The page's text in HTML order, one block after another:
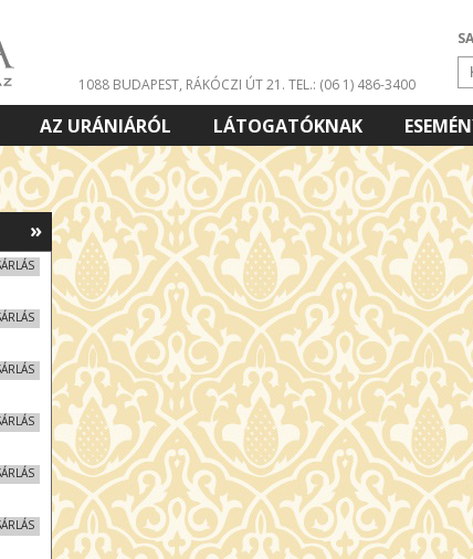
1088 BUDAPEST, RÁKÓCZI ÚT 21. TEL.: (06 1) 486-3400
AZ URÁNIÁRÓL LÁTOGATÓKNAK
»